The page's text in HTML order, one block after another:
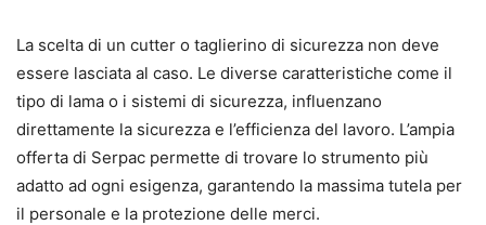
La scelta di un cutter o taglierino di sicurezza non deve
essere lasciata al caso. Le diverse caratteristiche come il
tipo di lama o i sistemi di sicurezza, influenzano
direttamente la sicurezza e l’efficienza del lavoro. L’ampia
offerta di Serpac permette di trovare lo strumento più
adatto ad ogni esigenza, garantendo la massima tutela per
il personale e la protezione delle merci.